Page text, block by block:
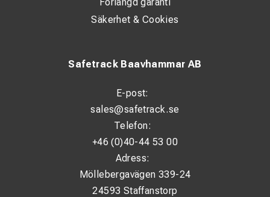
Safetrack Baavhammar AB
E-post:
sales@safetrack.se
Telefon:
+46 (0)40-44 53 00
Adress:
Möllebergavägen 339-24
24593 Staffanstorp
Säkerhet & Cookies